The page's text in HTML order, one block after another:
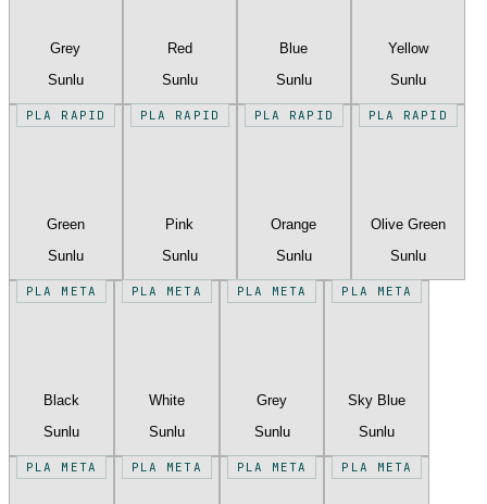
Grey
Sunlu
Red
Sunlu
Blue
Sunlu
Yellow
Sunlu
PLA RAPID
Green
Sunlu
PLA RAPID
Pink
Sunlu
PLA RAPID
Orange
Sunlu
PLA RAPID
Olive Green
Sunlu
PLA META
Black
Sunlu
PLA META
White
Sunlu
PLA META
Grey
Sunlu
PLA META
Sky Blue
Sunlu
PLA META PLA META PLA META PLA META